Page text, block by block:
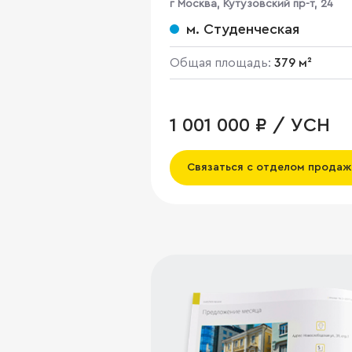
г Москва, Кутузовский пр-т, 24
м. Студенческая
Общая площадь: 379 м²
1 001 000 ₽ / УСН
Связаться с отделом